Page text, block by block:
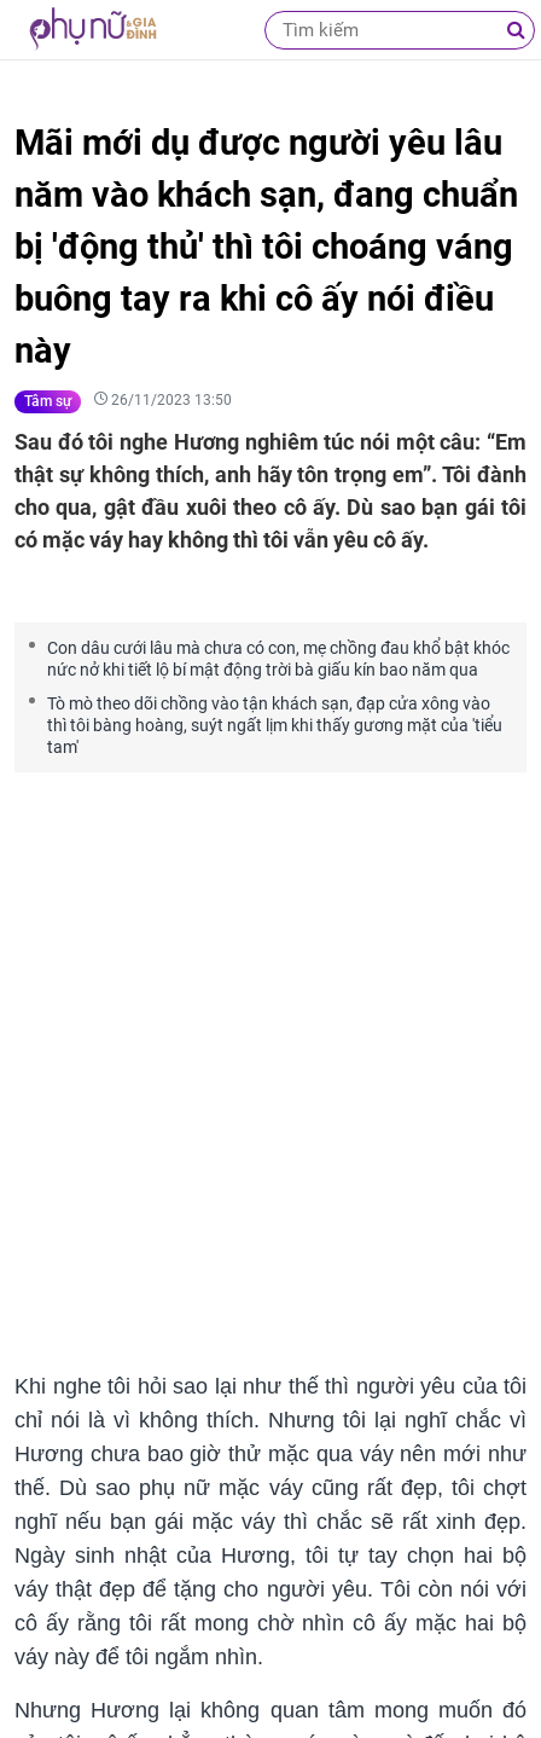
Mãi mới dụ được người yêu lâu
năm vào khách sạn, đang chuẩn
bị 'động thủ' thì tôi choáng váng
buông tay ra khi cô ấy nói điều
này
Tâm sự 26/11/2023 13:50
Sau đó tôi nghe Hương nghiêm túc nói một câu: “Em
thật sự không thích, anh hãy tôn trọng em”. Tôi đành
cho qua, gật đầu xuôi theo cô ấy. Dù sao bạn gái tôi
có mặc váy hay không thì tôi vẫn yêu cô ấy.
Con dâu cưới lâu mà chưa có con, mẹ chồng đau khổ bật khóc
nức nở khi tiết lộ bí mật động trời bà giấu kín bao năm qua
Tò mò theo dõi chồng vào tận khách sạn, đạp cửa xông vào
thì tôi bàng hoàng, suýt ngất lịm khi thấy gương mặt của 'tiểu
tam'
Khi nghe tôi hỏi sao lại như thế thì người yêu của tôi
chỉ nói là vì không thích. Nhưng tôi lại nghĩ chắc vì
Hương chưa bao giờ thử mặc qua váy nên mới như
thế. Dù sao phụ nữ mặc váy cũng rất đẹp, tôi chợt
nghĩ nếu bạn gái mặc váy thì chắc sẽ rất xinh đẹp.
Ngày sinh nhật của Hương, tôi tự tay chọn hai bộ
váy thật đẹp để tặng cho người yêu. Tôi còn nói với
cô ấy rằng tôi rất mong chờ nhìn cô ấy mặc hai bộ
váy này để tôi ngắm nhìn.
Nhưng Hương lại không quan tâm mong muốn đó